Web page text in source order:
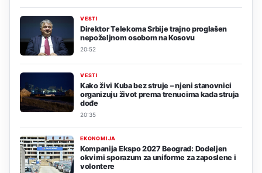
VESTI
Direktor Telekoma Srbije trajno proglašen
nepoželjnom osobom na Kosovu
20:52
VESTI
Kako živi Kuba bez struje – njeni stanovnici
organizuju život prema trenucima kada struja
dođe
20:35
EKONOMIJA
Kompanija Ekspo 2027 Beograd: Dodeljen
okvirni sporazum za uniforme za zaposlene i
volontere